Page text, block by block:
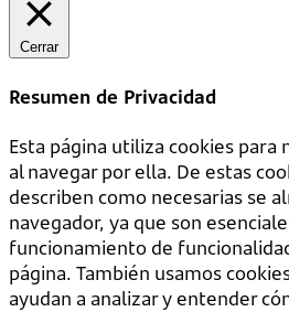
Cerrar
Resumen de Privacidad
Esta página utiliza cookies
al navegar por ella. De estas
describen como necesarias se
navegador, ya que son
funcionamiento de
página. También usamos
ayudan a analizar y entender